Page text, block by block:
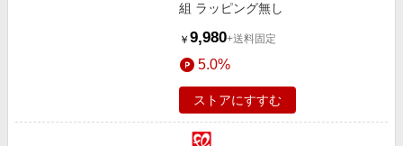
組 ラッピング無し
￥ 9,980+送料固定
5.0%
ストアにすすむ